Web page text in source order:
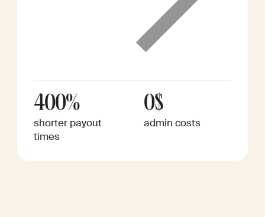
400%
shorter payout
times
0$
admin costs